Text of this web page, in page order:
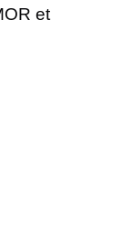
et